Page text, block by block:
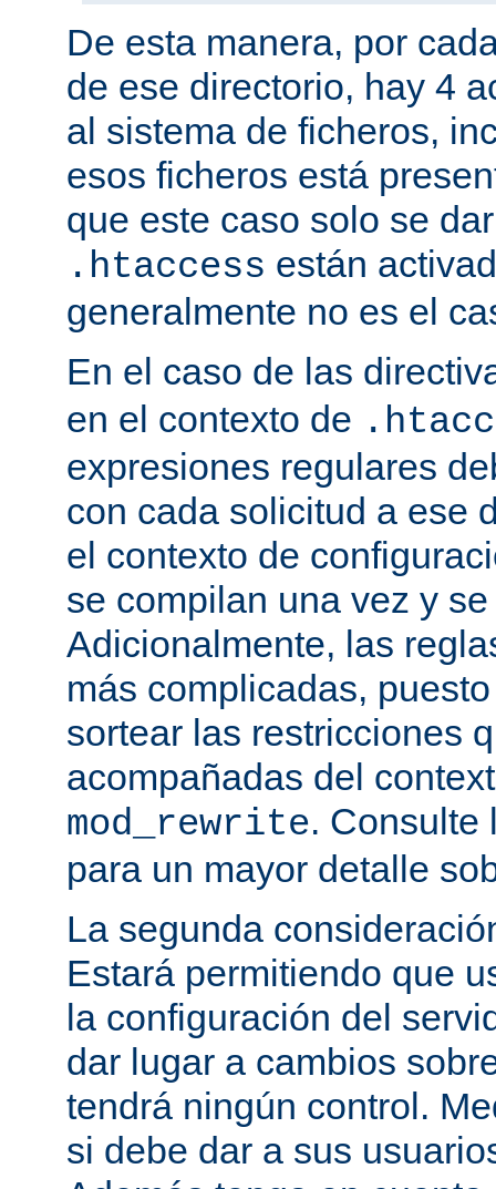
De esta manera, por
de ese directorio, hay 4
al sistema de ficheros,
esos ficheros está
que este caso solo se
.htaccess están
generalmente no es el
En el caso de las
en el contexto de
expresiones regulares
con cada solicitud a ese
el contexto de
se compilan una vez y
Adicionalmente, las
más complicadas,
sortear las restricciones
acompañadas del
mod_rewrite.
para un mayor detalle
La segunda
Estará permitiendo que
la configuración del
dar lugar a cambios
tendrá ningún control.
si debe dar a sus